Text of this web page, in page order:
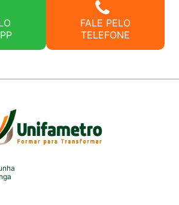
FALE PELO
TELEFONE